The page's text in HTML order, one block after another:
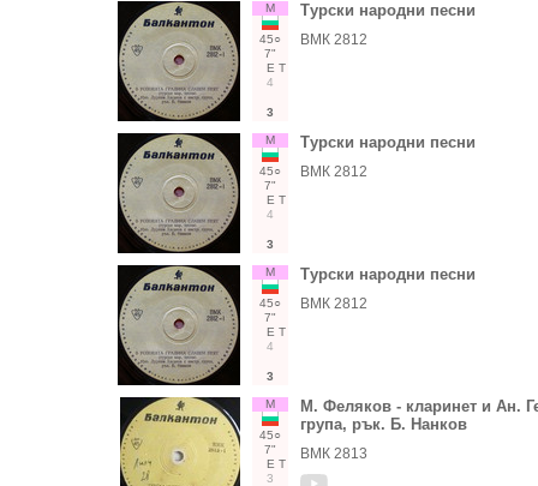
М
45○
7"
Е Т
4
3
Турски народни песни
ВМК 2812
М
45○
7"
Е Т
4
3
Турски народни песни
ВМК 2812
М
45○
7"
Е Т
4
3
Турски народни песни
ВМК 2812
М
45○
7"
Е Т
3
М. Феляков - кларинет и Ан.
група, рък. Б. Нанков
ВМК 2813